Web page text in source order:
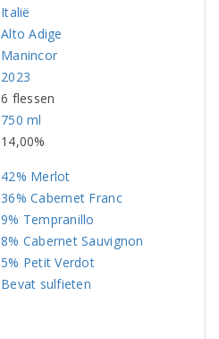
Italië
Alto Adige
Manincor
2023
6 flessen
750 ml
14,00%
42% Merlot
36% Cabernet Franc
9% Tempranillo
8% Cabernet Sauvignon
5% Petit Verdot
Bevat sulfieten